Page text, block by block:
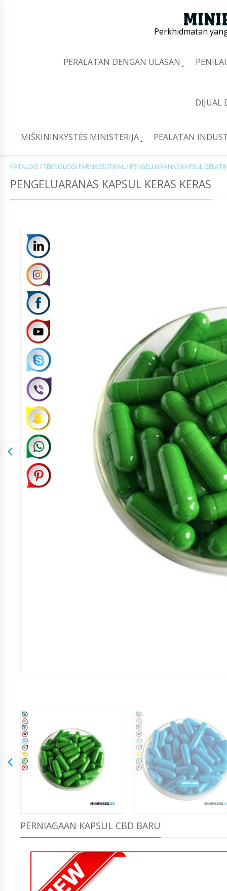
Perkhidmatan
PERALATAN DENGAN ULASAN
DIJUAL
MIŠKININKYSTĖS MINISTERIJA PEALATAN
KATALOG /TEKNOLOGI FARMASEUTIKAL/ PENGELUARANAS KAPSUL
PENGELUARANAS KAPSUL KERAS KERAS
PERNIAGAAN KAPSUL CBD BARU